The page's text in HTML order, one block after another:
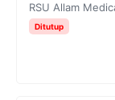
RSU Allam
Ditutup